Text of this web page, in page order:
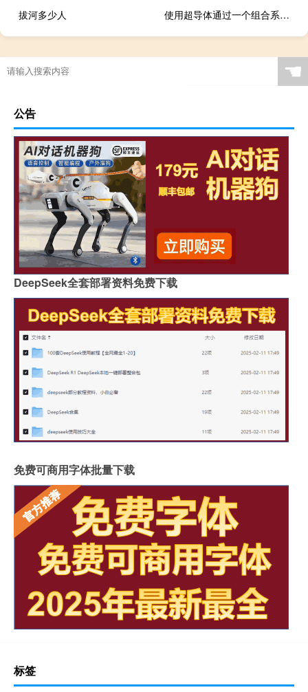
拔河多少人 使用超导体通过一个组合系统移动人员货物和能源
☚
公告
DeepSeek全套部署资料免费下载
免费可商用字体批量下载
标签